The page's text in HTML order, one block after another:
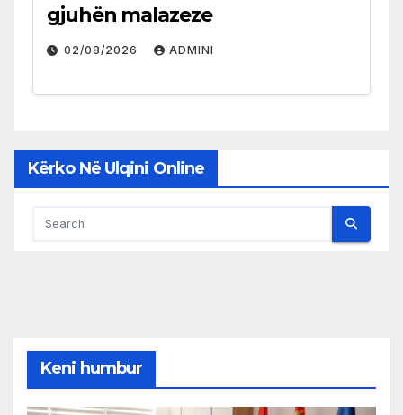
gjuhën malazeze
02/08/2026 ADMINI
Kërko Në Ulqini Online
Keni humbur